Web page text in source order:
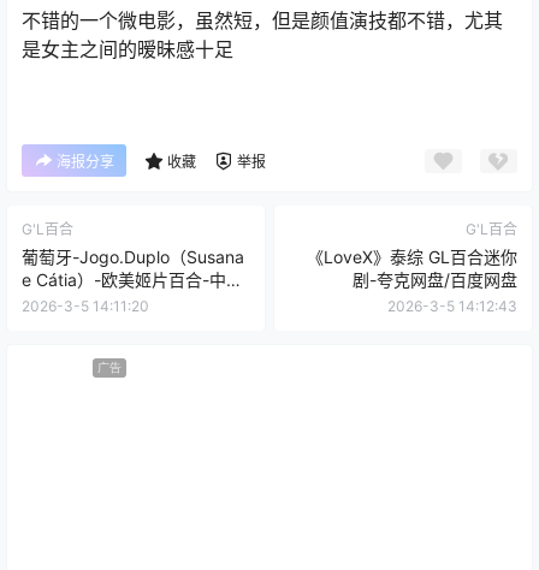
不错的一个微电影，虽然短，但是颜值演技都不错，尤其
是女主之间的暧昧感十足 ​​​
海报分享 收藏 举报
G'L百合
葡萄牙-Jogo.Duplo（Susana
e Cátia）-欧美姬片百合-中字
合集-夸克网盘/百度网盘
2026-3-5 14:11:20
G'L百合
《LoveX》泰综 GL百合迷你
剧-夸克网盘/百度网盘
2026-3-5 14:12:43
广告